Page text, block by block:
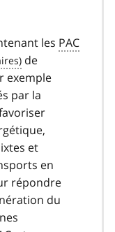
les PAC
de
exemple
par la
et
en
répondre
du